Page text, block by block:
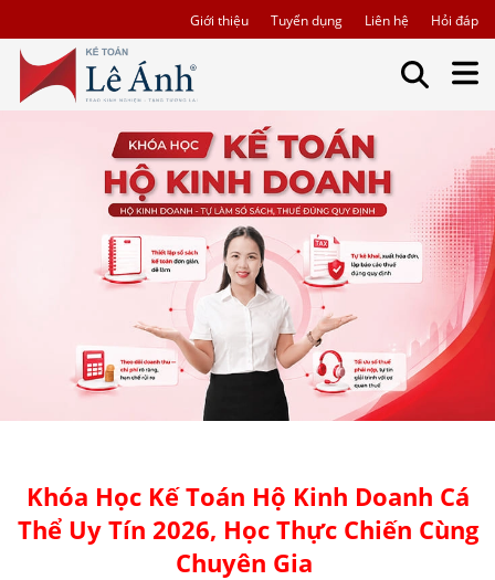
Giới thiệu Tuyển dụng Liên hệ Hỏi đáp
Khóa Học Kế Toán Hộ Kinh Doanh Cá
Thể Uy Tín 2026, Học Thực Chiến Cùng
Chuyên Gia